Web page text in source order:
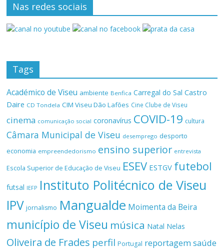
Nas redes sociais
Tags
Académico de Viseu ambiente Benfica Carregal do Sal Castro
Daire CD Tondela CIM Viseu Dão Lafões Cine Clube de Viseu
cinema comunicação social coronavírus COVID-19 cultura
Câmara Municipal de Viseu desemprego desporto
economia empreendedorismo ensino superior entrevista
Escola Superior de Educação de Viseu ESEV ESTGV futebol
futsal IEFP Instituto Politécnico de Viseu
IPV jornalismo Mangualde Moimenta da Beira
município de Viseu música Natal Nelas
Oliveira de Frades perfil Portugal reportagemsaúde